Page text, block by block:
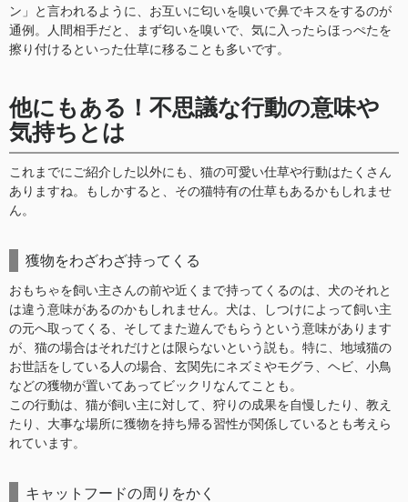
ン」と言われるように、お互いに匂いを嗅いで鼻でキスをするのが
通例。人間相手だと、まず匂いを嗅いで、気に入ったらほっぺたを
擦り付けるといった仕草に移ることも多いです。
他にもある！不思議な行動の意味や
気持ちとは
これまでにご紹介した以外にも、猫の可愛い仕草や行動はたくさん
ありますね。もしかすると、その猫特有の仕草もあるかもしれませ
ん。
獲物をわざわざ持ってくる
おもちゃを飼い主さんの前や近くまで持ってくるのは、犬のそれと
は違う意味があるのかもしれません。犬は、しつけによって飼い主
の元へ取ってくる、そしてまた遊んでもらうという意味があります
が、猫の場合はそれだけとは限らないという説も。特に、地域猫の
お世話をしている人の場合、玄関先にネズミやモグラ、ヘビ、小鳥
などの獲物が置いてあってビックリなんてことも。
この行動は、猫が飼い主に対して、狩りの成果を自慢したり、教え
たり、大事な場所に獲物を持ち帰る習性が関係しているとも考えら
れています。
キャットフードの周りをかく